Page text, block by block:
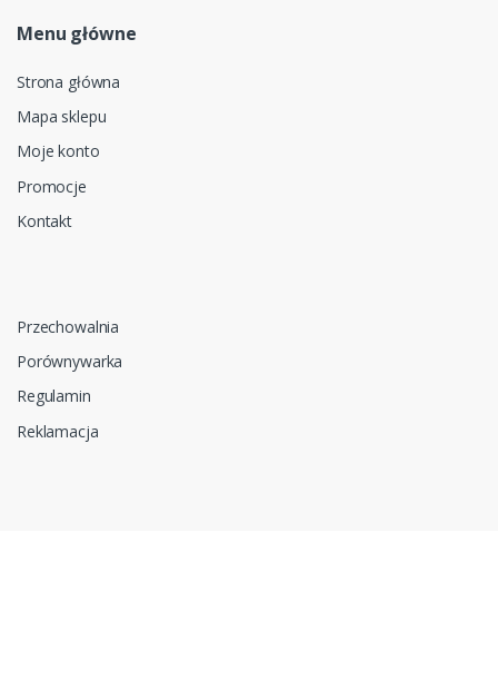
Menu główne
Strona główna
Mapa sklepu
Moje konto
Promocje
Kontakt
Przechowalnia
Porównywarka
Regulamin
Reklamacja